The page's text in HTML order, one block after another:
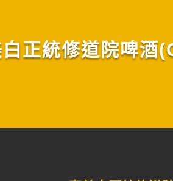
白正統修道院啤